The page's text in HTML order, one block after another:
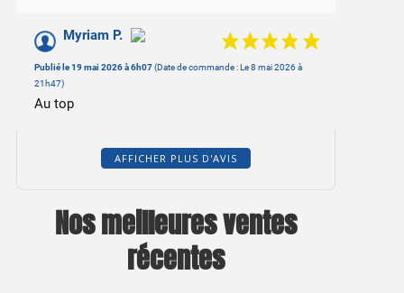
Myriam P.
Publié le 19 mai 2026 à 6h07(Date de commande : Le 8 mai 2026 à
21h47)
Au top
AFFICHER PLUS D'AVIS
Nos meilleures ventes
récentes